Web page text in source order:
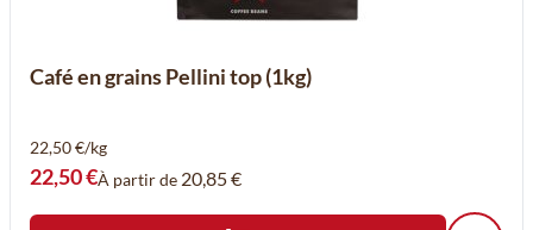
Café en grains Pellini top (1kg)
22,50 €/kg
22,50 €À partir de 20,85 €